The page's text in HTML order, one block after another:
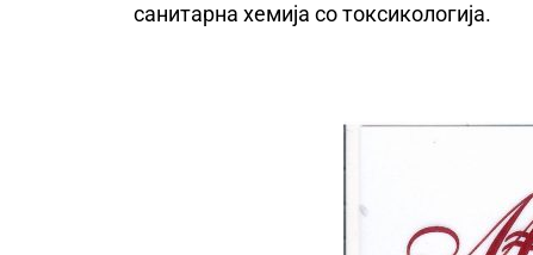
санитарна хемија со токсикологија.